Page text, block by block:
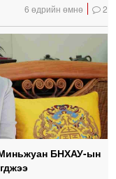
6 өдрийн өмнө 2
БНХАУ-ын